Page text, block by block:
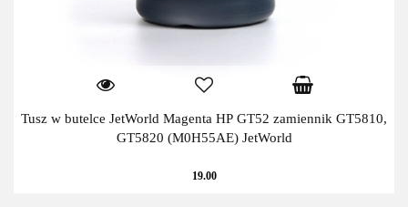
Tusz w butelce JetWorld Magenta HP GT52 zamiennik GT5810,
GT5820 (M0H55AE) JetWorld
19.00